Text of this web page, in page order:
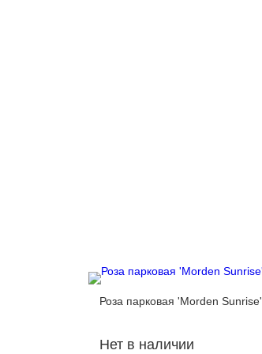
Роза парковая 'Morden Sunrise'
Нет в наличии